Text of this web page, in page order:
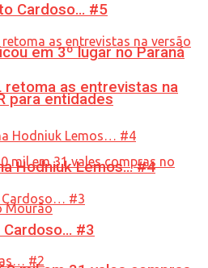
em 3º lugar no Paraná
para entidades
Cardoso… #5
retoma as entrevistas na
Hodniuk Lemos… #4
Cardoso… #3